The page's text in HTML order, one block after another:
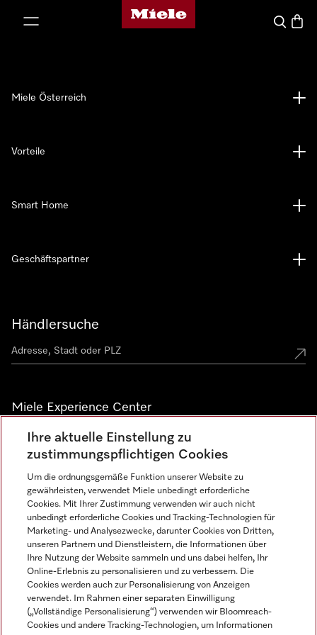
Miele-Homepage
Suche
Händlersuche
Miele Experience Center
Alle Miele Experience Center anzeigen
Newsletter
Miele Österreich
Vorteile
Smart Home
Geschäftspartner
Miele auf Instagram
Miele auf Facebook
Miele auf Youtube
Ihre aktuelle Einstellung zu
zustimmungspflichtigen Cookies
Um die ordnungsgemäße Funktion unserer Website zu
gewährleisten, verwendet Miele unbedingt erforderliche
Cookies. Mit Ihrer Zustimmung verwenden wir auch nicht
unbedingt erforderliche Cookies und Tracking-Technologien für
Marketing- und Analysezwecke, darunter Cookies von Dritten,
unseren Partnern und Dienstleistern, die Informationen über
Ihre Nutzung der Website sammeln und uns dabei helfen, Ihr
Online-Erlebnis zu personalisieren und zu verbessern. Die
Cookies werden auch zur Personalisierung von Anzeigen
verwendet. Im Rahmen einer separaten Einwilligung
(„Vollständige Personalisierung“) verwenden wir Bloomreach-
Cookies und andere Tracking-Technologien, um Informationen